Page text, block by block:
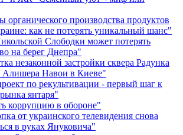
органического производства продуктов
как не потерять уникальный шанс"
Слободки может потерять
на берег Днепра"
незаконной застройки сквера Радунка
Алишера Навои в Киеве"
по рекультивации - первый шаг к
янтаря"
коррупцию в обороне"
от украинского телевидения снова
в руках Януковича"